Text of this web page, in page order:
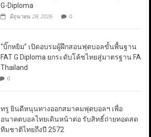
G-Diploma
มิถุนายน 28, 2026 0
“บิ๊กหยิม” เปิดอบรมผู้ฝึกสอนฟุตบอลขั้นพื้นฐาน
FAT G Diploma ยกระดับโค้ชไทยสู่มาตรฐาน FA
Thailand
0
ทรู ยินดีหนุนทางออกสมาคมฟุตบอลฯ เพื่อ
อนาคตบอลไทยเดินหน้าต่อ รับสิทธิ์ถ่ายทอดสด
ทีมชาติไทยถึงปี 2572